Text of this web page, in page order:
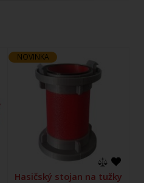
NOVINKA
Hasičský stojan na tužky